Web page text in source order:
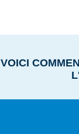
VOICI